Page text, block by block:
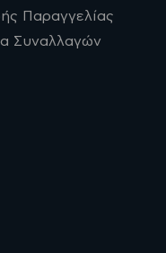
Παραγγελίας
Συναλλαγών